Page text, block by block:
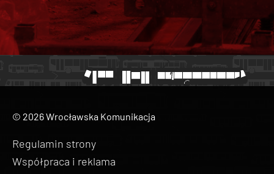
© 2026 Wrocławska Komunikacja
Regulamin strony
Współpraca i reklama